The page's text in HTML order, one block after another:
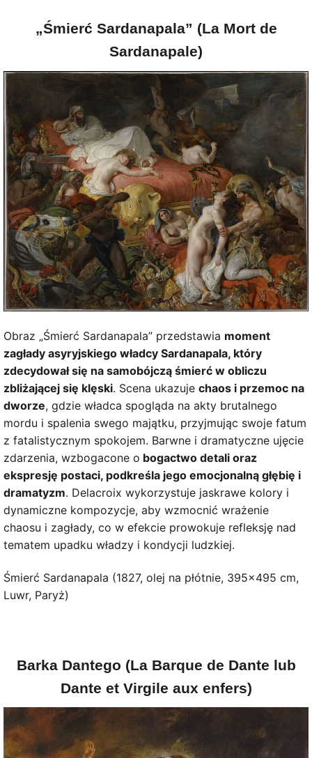
„Śmierć Sardanapala” (La Mort de
Sardanapale)
Obraz „Śmierć Sardanapala” przedstawia moment
zagłady asyryjskiego władcy Sardanapala, który
zdecydował się na samobójczą śmierć w obliczu
zbliżającej się klęski. Scena ukazuje chaos i przemoc na
dworze, gdzie władca spogląda na akty brutalnego
mordu i spalenia swego majątku, przyjmując swoje fatum
z fatalistycznym spokojem. Barwne i dramatyczne ujęcie
zdarzenia, wzbogacone o bogactwo detali oraz
ekspresję postaci, podkreśla jego emocjonalną głębię i
dramatyzm. Delacroix wykorzystuje jaskrawe kolory i
dynamiczne kompozycje, aby wzmocnić wrażenie
chaosu i zagłady, co w efekcie prowokuje refleksję nad
tematem upadku władzy i kondycji ludzkiej.
Śmierć Sardanapala (1827, olej na płótnie, 395×495 cm,
Luwr, Paryż)
Barka Dantego (La Barque de Dante lub
Dante et Virgile aux enfers)